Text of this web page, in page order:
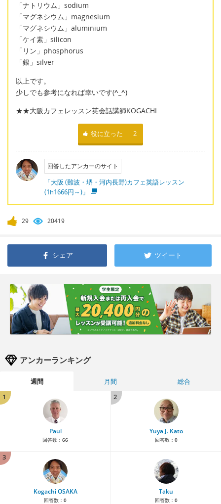
「ナトリウム」sodium
「マグネシウム」magnesium
「マグネシウム」aluminium
「ケイ素」silicon
「リン」phosphorus
「銀」silver
以上です。
少しでも参考になれば幸いです(^_^)
★★大阪カフェレッスン英会話講師KOGACHI
役に立った 2
回答したアンカーのサイト
「大阪 (難波・堺・河内長野)カフェ英語レッスン
(1h1666円～)」
29 20419
シェア ツイート
アンカーランキング
週間 月間
総合
1
Paul
回答数： 66
2
Yuya J. Kato
回答数： 0
3
Kogachi OSAKA
回答数： 0
Taku
回答数： 0